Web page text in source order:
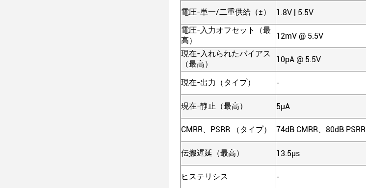
電圧-単一/二重供給（±）
1.8V | 5.5V
電圧-入力オフセット（最
高）
12mV @ 5.5V
現在-入れられたバイアス
（最高）
10pA @ 5.5V
現在-出力（タイプ） -
現在-静止（最高） 5µA
CMRR、PSRR （タイプ） 74dB CMRR、80dB PSRR
伝搬遅延（最高） 13.5µs
ヒステリシス -